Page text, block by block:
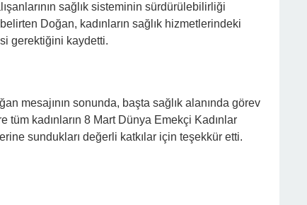
sağlık sisteminin sürdürülebilirliği
Doğan, kadınların sağlık hizmetlerindeki
gerektiğini kaydetti.
mesajının sonunda, başta sağlık alanında görev
tüm kadınların 8 Mart Dünya Emekçi Kadınlar
sundukları değerli katkılar için teşekkür etti.